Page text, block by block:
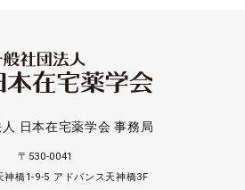
日本在宅薬学会 事務局
〒530-0041
神橋1-9-5 アドバンス天神橋3F